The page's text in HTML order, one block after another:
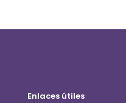
Enlaces útiles